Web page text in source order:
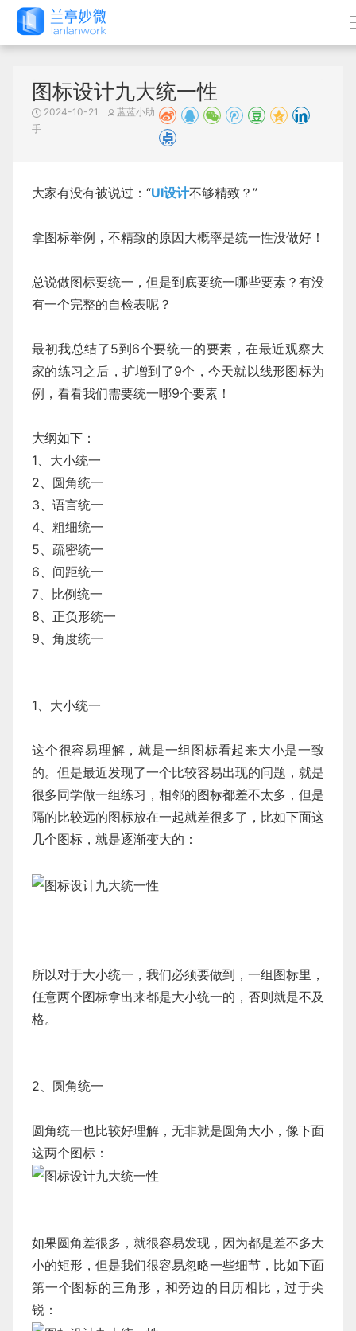
图标设计九大统一性
2024-10-21
蓝蓝小助
手
大家有没有被说过：“UI设计不够精致？”
拿图标举例，不精致的原因大概率是统一性没做好！
总说做图标要统一，但是到底要统一哪些要素？有没
有一个完整的自检表呢？
最初我总结了5到6个要统一的要素，在最近观察大
家的练习之后，扩增到了9个，今天就以线形图标为
例，看看我们需要统一哪9个要素！
大纲如下：
1、大小统一
2、圆角统一
3、语言统一
4、粗细统一
5、疏密统一
6、间距统一
7、比例统一
8、正负形统一
9、角度统一
1、大小统一
这个很容易理解，就是一组图标看起来大小是一致
的。但是最近发现了一个比较容易出现的问题，就是
很多同学做一组练习，相邻的图标都差不太多，但是
隔的比较远的图标放在一起就差很多了，比如下面这
几个图标，就是逐渐变大的：
所以对于大小统一，我们必须要做到，一组图标里，
任意两个图标拿出来都是大小统一的，否则就是不及
格。
2、圆角统一
圆角统一也比较好理解，无非就是圆角大小，像下面
这两个图标：
如果圆角差很多，就很容易发现，因为都是差不多大
小的矩形，但是我们很容易忽略一些细节，比如下面
第一个图标的三角形，和旁边的日历相比，过于尖
锐：